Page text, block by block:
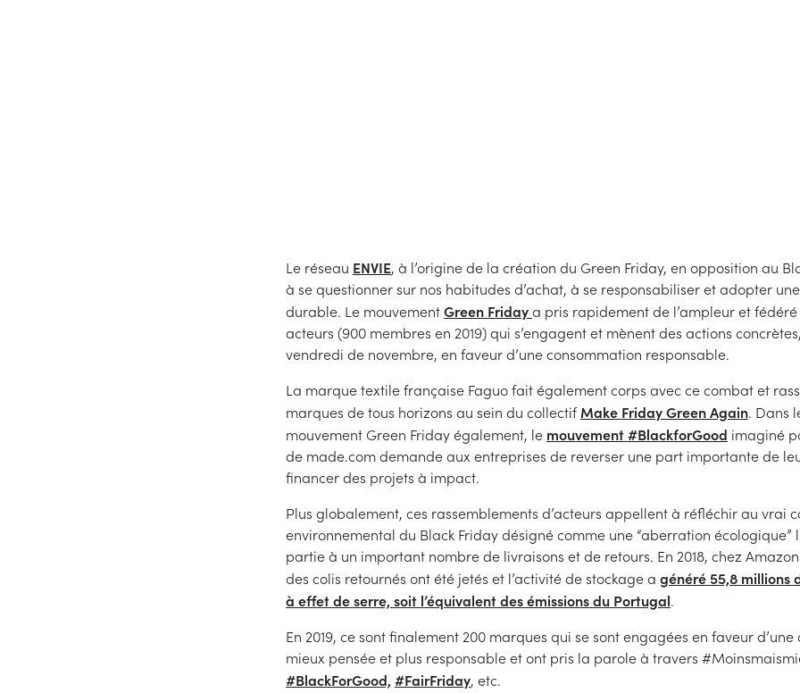
Le réseau ENVIE, à l’origine de la création du Green Friday, en opposition au
à se questionner sur nos habitudes d’achat, à se responsabiliser et adopter
durable. Le mouvementGreen Fridaya pris rapidement de l’ampleur et
acteurs (900 membres en 2019) qui s’engagent et mènent des actions
vendredi de novembre, en faveur d’une consommation responsable.
La marque textile française Faguo fait également corps avec ce combat et
marques de tous horizons au sein du collectifMake Friday Green Again. Dans
mouvement Green Friday également, le mouvement #BlackforGood imaginé
de made.com demande aux entreprises de reverser une part importante de
financer des projets à impact.
Plus globalement, ces rassemblements d’acteurs appellent à réfléchir au vrai
environnemental du Black Friday désigné comme une “aberration écologique”
partie à un important nombre de livraisons et de retours. En 2018, chez
des colis retournés ont été jetés et l’activité de stockage a généré 55,8 millions
à effet de serre, soit l’équivalent des émissions du Portugal.
En 2019, ce sont finalement 200 marques qui se sont engagées en faveur
mieux pensée et plus responsable et ont pris la parole à travers
#BlackForGood, #FairFriday, etc.